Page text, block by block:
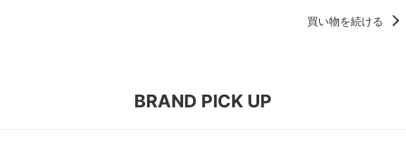
買い物を続ける
BRAND PICK UP